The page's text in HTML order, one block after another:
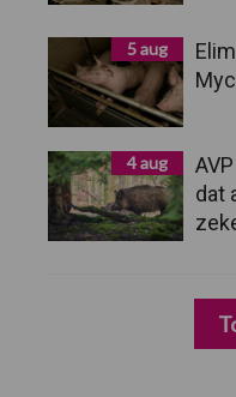
5 aug
4 aug
dat